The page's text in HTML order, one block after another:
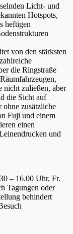
Licht- und
Hotspots,
heftigen
von den stärksten
die Ringstraße
nicht zuließen, aber
die Sicht auf
zusätzliche
Fuji und einem
einen
und
– 16.00 Uhr, Fr.
Tagungen oder
behindert